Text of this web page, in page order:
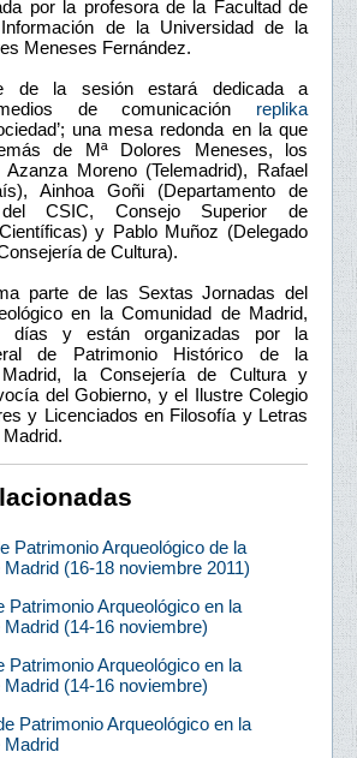
por la profesora de la Facultad de
de la Universidad de la
Meneses Fernández.
de la sesión estará dedicada a
medios de comunicación replika
una mesa redonda en la que
de Mª Dolores Meneses, los
Azanza Moreno (Telemadrid), Rafael
Ainhoa Goñi (Departamento de
del CSIC, Consejo Superior de
y Pablo Muñoz (Delegado
de Cultura).
parte de las Sextas Jornadas del
en la Comunidad de Madrid,
días y están organizadas por la
de Patrimonio Histórico de la
la Consejería de Cultura y
del Gobierno, y el Ilustre Colegio
y Licenciados en Filosofía y Letras
Patrimonio Arqueológico de la
(16-18 noviembre 2011)
Patrimonio Arqueológico en la
(14-16 noviembre)
Patrimonio Arqueológico en la
(14-16 noviembre)
Patrimonio Arqueológico en la
Madrid